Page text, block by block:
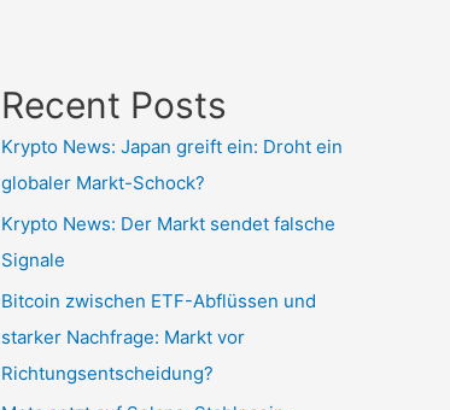
Recent Posts
Krypto News: Japan greift ein: Droht ein
globaler Markt-Schock?
Krypto News: Der Markt sendet falsche
Signale
Bitcoin zwischen ETF-Abflüssen und
starker Nachfrage: Markt vor
Richtungsentscheidung?